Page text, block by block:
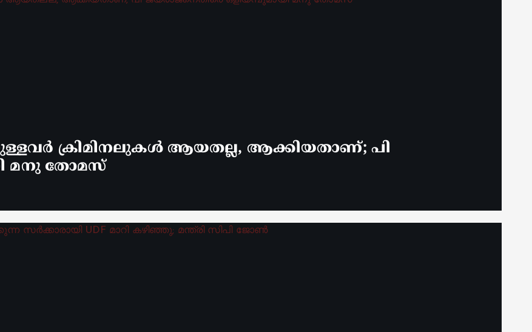
ക്രിമിനലുകൾ ആയതല്ല, ആക്കിയതാണ്; പി
മനു തോമസ്